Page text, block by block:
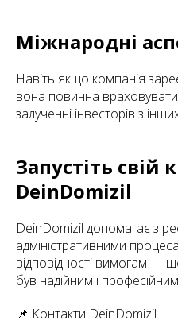
Міжнародні
Навіть якщо компанія
вона повинна враховувати
залученні інвесторів з
Запустіть свій
DeinDomizil
DeinDomizil допомагає з
адміністративними
відповідності вимогам —
був надійним і
📌 Контакти DeinDomizil